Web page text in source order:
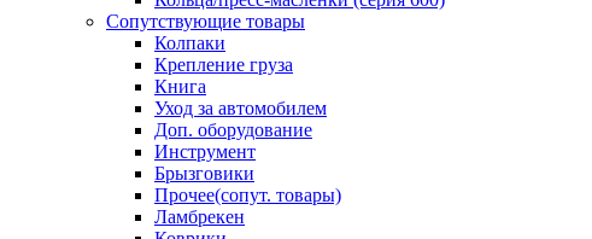
Сопутствующие товары
Колпаки
Крепление груза
Книга
Уход за автомобилем
Доп. оборудование
Инструмент
Брызговики
Прочее(сопут. товары)
Ламбрекен